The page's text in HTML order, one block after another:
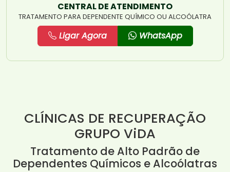
CENTRAL DE ATENDIMENTO
TRATAMENTO PARA DEPENDENTE QUÍMICO OU ALCOÓLATRA
Ligar Agora WhatsApp
CLÍNICAS DE RECUPERAÇÃO
GRUPO ViDA
Tratamento de Alto Padrão de
Dependentes Químicos e Alcoólatras